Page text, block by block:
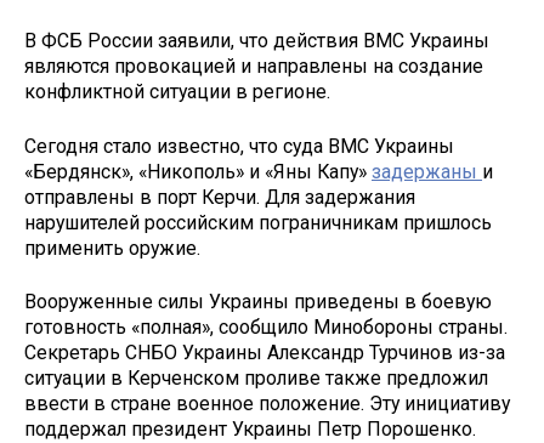
В ФСБ России заявили, что действия ВМС Украины
являются провокацией и направлены на создание
конфликтной ситуации в регионе.
Сегодня стало известно, что суда ВМС Украины
«Бердянск», «Никополь» и «Яны Капу» задержаны и
отправлены в порт Керчи. Для задержания
нарушителей российским пограничникам пришлось
применить оружие.
Вооруженные силы Украины приведены в боевую
готовность «полная», сообщило Минобороны страны.
Секретарь СНБО Украины Александр Турчинов из-за
ситуации в Керченском проливе также предложил
ввести в стране военное положение. Эту инициативу
поддержал президент Украины Петр Порошенко.